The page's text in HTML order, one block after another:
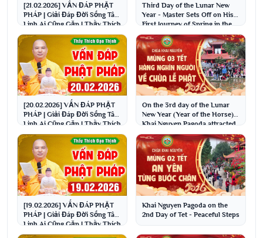
[21.02.2026] VẤN ĐÁP PHẬT
PHÁP | Giải Đáp Đời Sống Tâm
Linh Ai Cũng Gặp | Thầy Thích
Đạo Thịnh
Third Day of the Lunar New
Year - Master Sets Off on His
First Journey of Spring in the
Year of t...
[20.02.2026] VẤN ĐÁP PHẬT
PHÁP | Giải Đáp Đời Sống Tâm
Linh Ai Cũng Gặp | Thầy Thích
Đạo Thịnh
On the 3rd day of the Lunar
New Year (Year of the Horse),
Khai Nguyen Pagoda attracted
thousands ...
[19.02.2026] VẤN ĐÁP PHẬT
PHÁP | Giải Đáp Đời Sống Tâm
Linh Ai Cũng Gặp | Thầy Thích
Đạo Thịnh
Khai Nguyen Pagoda on the
2nd Day of Tet - Peaceful Steps